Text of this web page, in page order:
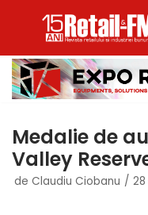
la
conținut
Medalie de
Valley
de Claudiu Ciobanu 28